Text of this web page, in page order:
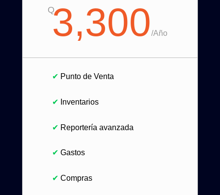
Q3,300/Año
✔ Punto de Venta
✔ Inventarios
✔ Reportería avanzada
✔ Gastos
✔ Compras